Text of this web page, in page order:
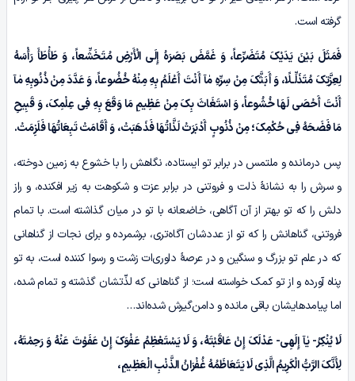
گرفته است.
فَمَثَلَ بَیْنَ یَدَیْکَ مُتَضَرِّعاً، وَ غَمَّضَ بَصَرَهُ إِلَى الْأَرْضِ مُتَخَشِّعاً، وَ طَأْطَأَ رَأْسَهُ
لِعِزَّتِکَ مُتَذَلِّـلًا، وَ أَبَثَّکَ مِنْ سِرِّهِمٰآأَنْتَ أَعْلَمُ بِهِ مِنْهُ خُضُوعاً، وَ عَدَّدَ مِنْ ذُنُوبِهِمٰآ
أَنْتَ أَحْصَى لَهَا خُشُوعاً، وَ اسْتَغَاثَ بِکَ مِنْ عَظِیمِ مَا وَقَعَ بِهِ فِی عِلْمِکَ، وَ قَبِیحِ
مَا فَضَحَهُ فِی حُکْمِکَ؛ مِنْ ذُنُوبٍ أَدْبَرَتْ لَذَّاتُهَا فَذَهَبَتْ، وَ أَقَامَتْ تَبِعَاتُهَا فَلَزِمَتْ.
پس درمانده و ملتمس در برابر تو ایستاده، نگاهش را با خشوع به زمین دوخته،
و سرش را به نشانۀ ذلت و فروتنی در برابر عزت و شکوهت به زیر افکنده، و راز
دلش را که تو بهتر از آن آگاهی، خاضعانه با تو در میان گذاشته است. با تمام
فروتنی‌، گناهانش را که تو از عددشان آگاه‌تری، برشمرده و برای نجات از گناهانی
که در علم تو بزرگ و سنگین و در عرصۀ داوری‌ات زشت و رسوا کننده است، به تو
پناه آورده و از تو کمک خواسته است؛ از گناهانی که لذّتشان گذشته و تمام شده،
اما پیامدهایشان باقی مانده و دامن‌گیرش شده‌اند…
لَا یُنْکِرُ-یٰآإِلَهِی- عَدْلَکَ إِنْ عَاقَبْتَهُ، وَ لَا یَسْتَعْظِمُ عَفْوَکَ إِنْ عَفَوْتَ عَنْهُ وَ رَحِمْتَهُ،
لِأَنَّکَ الرَّبُّ الْکَرِیمُ الَّذِی لَا یَتَعَاظَمُهُ غُفْرَانُ الذَّنْبِ الْعَظِیمِ،